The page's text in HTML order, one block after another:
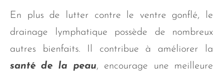
En plus de lutter contre le ventre gonflé, le
drainage lymphatique possède de nombreux
autres bienfaits. Il contribue à améliorer la
santé de la peau, encourage une meilleure